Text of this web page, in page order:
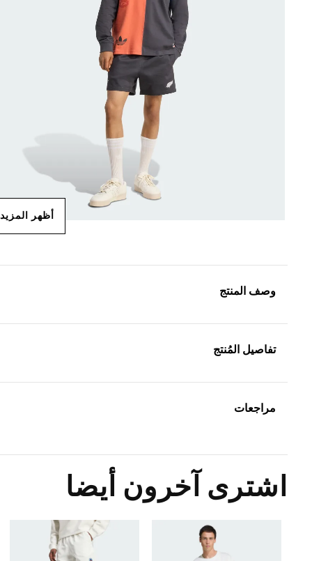
أظهر المزيد
وصف المنتج
تفاصيل المُنتج
مراجعات
اشترى آخرون أيضا